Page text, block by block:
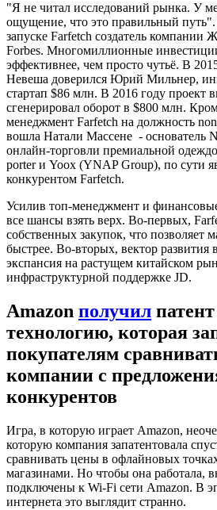
"Я не читал исследований рынка. У
ощущение, что это правильный
запуске Farfetch создатель компании
Forbes. Многомиллионные
эффективнее, чем просто чутьё. В
Невеша доверился Юрий Мильнер,
стартап $86 млн. В 2016 году проект
сгенерировал оборот в $800 млн.
менеджмент Farfetch на должность
вошла Натали Массене - основатель
онлайн-торговли премиальной
porter и Yoox (YNAP Group), по сути
конкурентом Farfetch.
Усилив топ-менеджмент и
все шансы взять верх. Во-первых,
собственных закупок, что позволяет
быстрее. Во-вторых, вектор
экспансия на растущем китайском
инфраструктурной поддержке JD.
Amazon получил
технологию, которая
покупателям
компании с
конкурентов
Игра, в которую играет Amazon,
которую компания запатентовала
сравнивать цены в офлайновых
магазинами. Но чтобы она работала,
подключены к Wi-Fi сети Amazon. В
интернета это выглядит странно.